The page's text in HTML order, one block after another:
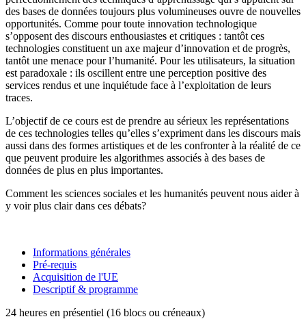
des bases de données toujours plus volumineuses ouvre de nouvelles
opportunités. Comme pour toute innovation technologique
s’opposent des discours enthousiastes et critiques : tantôt ces
technologies constituent un axe majeur d’innovation et de progrès,
tantôt une menace pour l’humanité. Pour les utilisateurs, la situation
est paradoxale : ils oscillent entre une perception positive des
services rendus et une inquiétude face à l’exploitation de leurs
traces.
L’objectif de ce cours est de prendre au sérieux les représentations
de ces technologies telles qu’elles s’expriment dans les discours mais
aussi dans des formes artistiques et de les confronter à la réalité de ce
que peuvent produire les algorithmes associés à des bases de
données de plus en plus importantes.
Comment les sciences sociales et les humanités peuvent nous aider à
y voir plus clair dans ces débats?
Informations générales
Pré-requis
Acquisition de l'UE
Descriptif & programme
24 heures en présentiel (16 blocs ou créneaux)